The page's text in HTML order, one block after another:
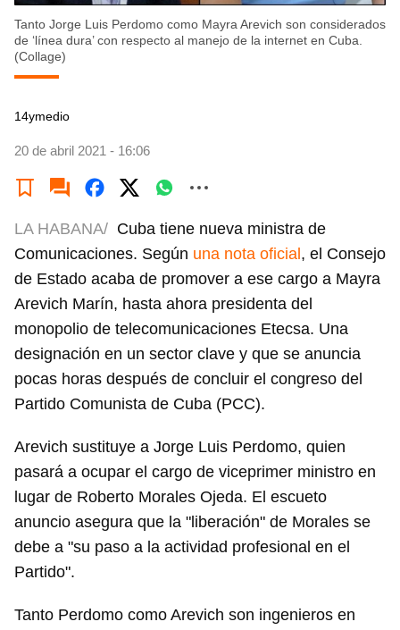
Tanto Jorge Luis Perdomo como Mayra Arevich son considerados
de ‘línea dura’ con respecto al manejo de la internet en Cuba.
(Collage)
14ymedio
20 de abril 2021 - 16:06
LA HABANA/ Cuba tiene nueva ministra de
Comunicaciones. Según una nota oficial , el Consejo
de Estado acaba de promover a ese cargo a Mayra
Arevich Marín, hasta ahora presidenta del
monopolio de telecomunicaciones Etecsa. Una
designación en un sector clave y que se anuncia
pocas horas después de concluir el congreso del
Partido Comunista de Cuba (PCC).
Arevich sustituye a Jorge Luis Perdomo, quien
pasará a ocupar el cargo de viceprimer ministro en
lugar de Roberto Morales Ojeda. El escueto
anuncio asegura que la "liberación" de Morales se
debe a "su paso a la actividad profesional en el
Partido".
Tanto Perdomo como Arevich son ingenieros en